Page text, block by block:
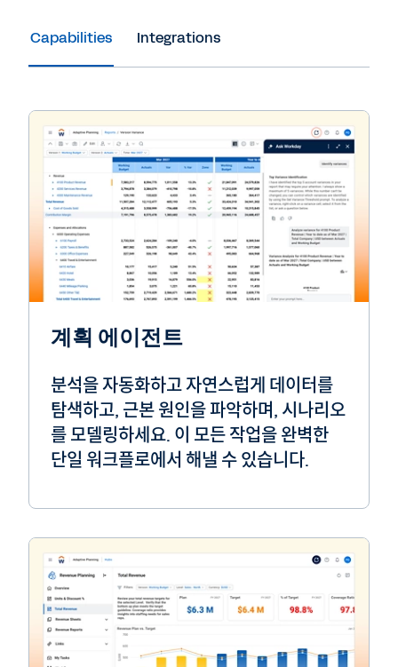
Capabilities Integrations
계획 에이전트
분석을 자동화하고 자연스럽게 데이터를
탐색하고, 근본 원인을 파악하며, 시나리오
를 모델링하세요. 이 모든 작업을 완벽한
단일 워크플로에서 해낼 수 있습니다.